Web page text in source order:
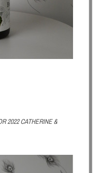
2022 CATHERINE &